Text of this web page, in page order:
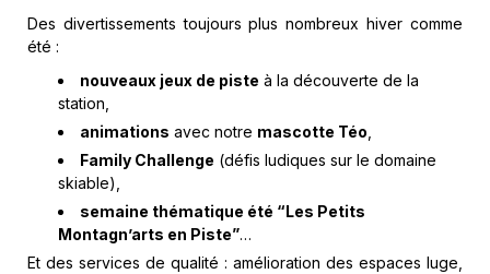
Des divertissements toujours plus nombreux hiver comme
été :
nouveaux jeux de piste à la découverte de la
station,
animations avec notre mascotte Téo
Family Challenge (défis ludiques sur le domaine
skiable),
semaine thématique été “Les Petits
Montagn’arts en Piste”…
Et des services de qualité : amélioration des espaces luge,